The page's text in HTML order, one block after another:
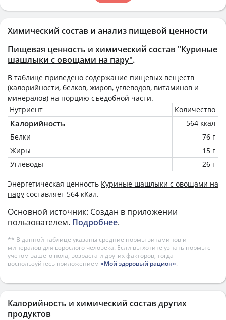
Химический состав и анализ пищевой ценности
Пищевая ценность и химический состав "Куриные
шашлыки с овощами на пару".
В таблице приведено содержание пищевых веществ
(калорийности, белков, жиров, углеводов, витаминов и
минералов) на порцию съедобной части.
Нутриент
Количество
Калорийность
564 ккал
Белки
76 г
Жиры
15 г
Углеводы
26 г
Энергетическая ценность Куриные шашлыки с овощами на
пару составляет 564 кКал.
Основной источник: Создан в приложении
пользователем. Подробнее.
** В данной таблице указаны средние нормы витаминов и
минералов для взрослого человека. Если вы хотите узнать нормы с
учетом вашего пола, возраста и других факторов, тогда
воспользуйтесь приложением «Мой здоровый рацион».
Калорийность и химический состав других
продуктов